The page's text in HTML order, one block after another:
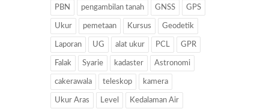
PBN pengambilan tanah GNSS GPS
Ukur pemetaan Kursus Geodetik
Laporan UG alat ukur PCL GPR
Falak Syarie kadaster Astronomi
cakerawala teleskop kamera
Ukur Aras Level Kedalaman Air